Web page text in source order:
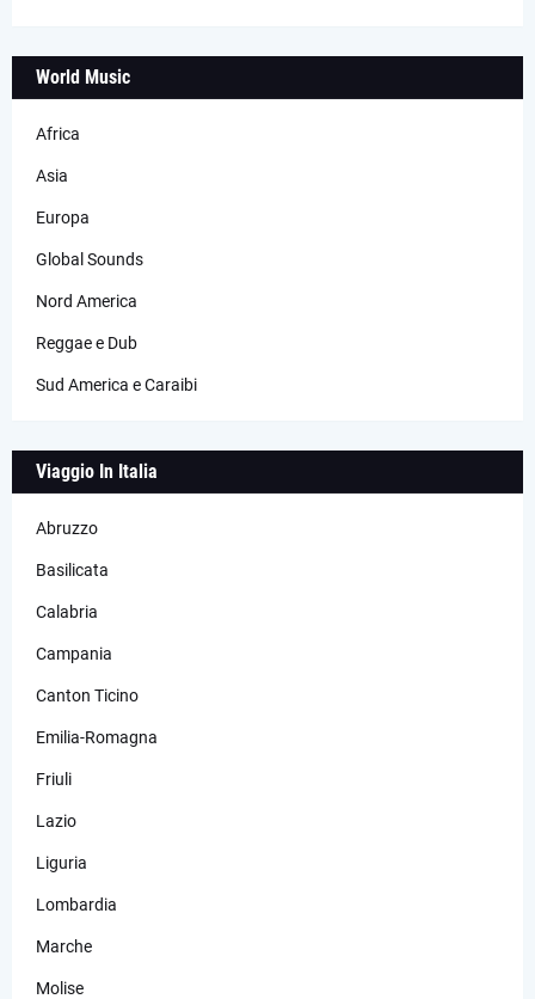
World Music
Africa
Asia
Europa
Global Sounds
Nord America
Reggae e Dub
Sud America e Caraibi
Viaggio In Italia
Abruzzo
Basilicata
Calabria
Campania
Canton Ticino
Emilia-Romagna
Friuli
Lazio
Liguria
Lombardia
Marche
Molise